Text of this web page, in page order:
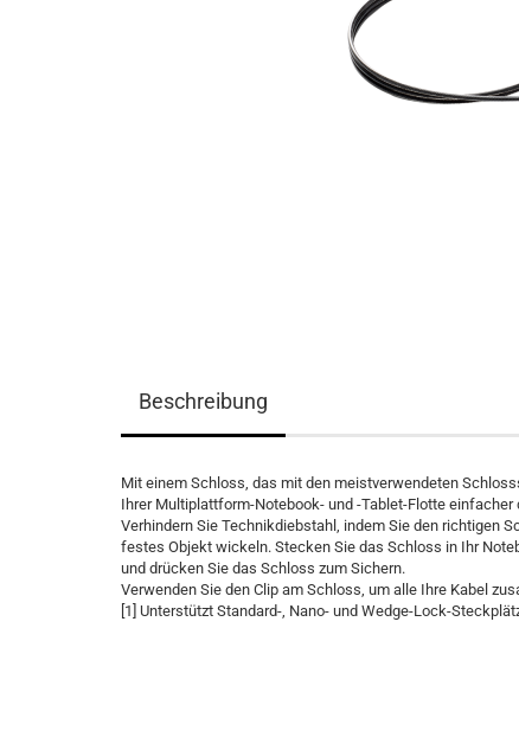
Beschreibung
Mit einem Schloss, das mit den meistverwendeten
Ihrer Multiplattform-Notebook- und -Tablet-Flotte einfacher
Verhindern Sie Technikdiebstahl, indem Sie den richtigen
festes Objekt wickeln. Stecken Sie das Schloss in Ihr
und drücken Sie das Schloss zum Sichern.
Verwenden Sie den Clip am Schloss, um alle Ihre Kabel
[1] Unterstützt Standard-, Nano- und Wedge-Lock-